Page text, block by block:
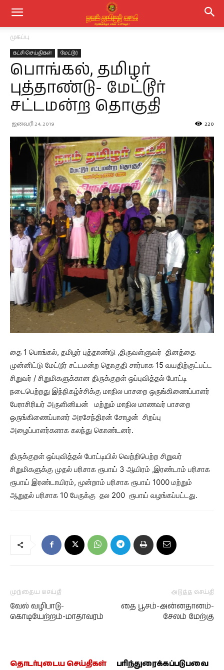
முகப்பு
கட்சி செய்திகள் மேட்டூர்
பொங்கல், தமிழர்
புத்தாண்டு- மேட்டூர்
சட்டமன்ற தொகுதி
ஜனவரி 24, 2019 220
தை 1 பொங்கல், தமிழர் புத்தாண்டு ,திருவள்ளுவர் தினத்தை
முன்னிட்டு மேட்டூர் சட்டமன்ற தொகுதி சார்பாக 15 வயதிற்குட்பட்ட
சிறுவர் / சிறுமிகளுக்கான திருக்குறள் ஒப்புவித்தல் போட்டி
நடைபெற்றது இந்நிகழ்ச்சிக்கு மாநில பாசறை ஒருங்கிணைப்பாளர்
பேராசிரியர் அருளினியன் மற்றும் மாநில மாணவர் பாசறை
ஒருங்கிணைப்பாளர் அரசேந்திரன் சோழன் சிறப்பு
அழைப்பாளர்களாக கலந்து கொண்டனர்.
திருக்குறள் ஒப்புவித்தல் போட்டியில் வெற்றிபெற்ற சிறுவர்
சிறுமிகளுக்கு முதல் பரிசாக ரூபாய் 3 ஆயிரம் ,இரண்டாம் பரிசாக
ரூபாய் இரண்டாயிரம், மூன்றாம் பரிசாக ரூபாய் 1000 மற்றும்
ஆறுதல் பரிசாக 10 பேருக்கு தல 200 ரூபாய் வழங்கப்பட்டது.
முந்தைய செய்தி
வேல் வழிபாடு-
கொடியேற்றம்-மாதாவரம்
அடுத்த செய்தி
தை பூசம்-அன்னதானம்-
சேலம் மேற்கு
தொடர்புடைய செய்திகள் பரிந்துரைக்கப்படுபவை